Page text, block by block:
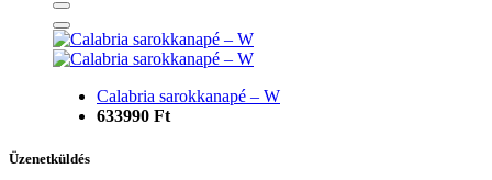
Calabria sarokkanapé – W
633990 Ft
Üzenetküldés